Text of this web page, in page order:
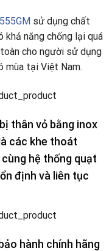
sử dụng chất
khả năng chống lại quá
cho người sử dụng
mùa tại Việt Nam.
thân vỏ bằng inox
các khe thoát
hệ thống quạt
định và liên tục
hành chính hãng